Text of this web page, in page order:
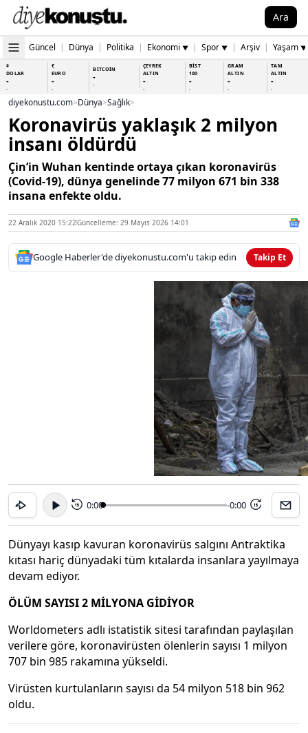
Ara
Güncel | Dünya | Politika | Ekonomi ▼ | Spor ▼ | Arşiv | Yaşam ▼
$
DOLAR
-
-
€
EURO
-
-
BİTCOİN
-
-
ÇEYREK
ALTIN
-
-
BİST
100
-
-
GRAM
ALTIN
-
-
TAM
ALTIN
-
-
diyekonustu.com>Dünya>Sağlık>
Koronavirüs yaklaşık 2 milyon
insanı öldürdü
Çin’in Wuhan kentinde ortaya çıkan koronavirüs
(Covid-19), dünya genelinde 77 milyon 671 bin 338
insana enfekte oldu.
22 Aralık 2020 15:22Güncelleme: 29 Mayıs 2026 14:01
Google Haberler'de diyekonustu.com'u takip edin Takip Et
15 0:00 -0:00 15
Dünyayı kasıp kavuran koronavirüs salgını Antraktika
kıtası hariç dünyadaki tüm kıtalarda insanlara yayılmaya
devam ediyor.
ÖLÜM SAYISI 2 MİLYONA GİDİYOR
Worldometers adlı istatistik sitesi tarafından paylaşılan
verilere göre, koronavirüsten ölenlerin sayısı 1 milyon
707 bin 985 rakamına yükseldi.
Virüsten kurtulanların sayısı da 54 milyon 518 bin 962
oldu.